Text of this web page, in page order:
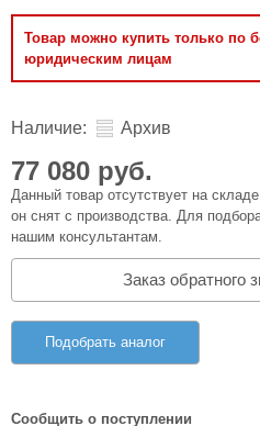
Товар можно купить только по
юридическим лицам
Наличие: Архив
77 080 руб.
Данный товар отсутствует на
он снят с производства. Для
нашим консультантам.
Заказ обратного
Подобрать аналог
Сообщить о поступлении